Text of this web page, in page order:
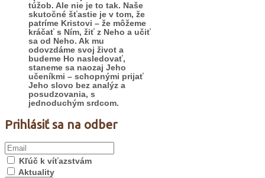
túžob. Ale nie je to tak. Naše
skutočné šťastie je v tom, že
patríme Kristovi – že môžeme
kráčať s Ním, žiť z Neho a učiť
sa od Neho. Ak mu
odovzdáme svoj život a
budeme Ho nasledovať,
staneme sa naozaj Jeho
učeníkmi – schopnými prijať
Jeho slovo bez analýz a
posudzovania, s
jednoduchým srdcom.
Prihlásiť sa na odber
Kľúč k víťazstvám
Aktuality